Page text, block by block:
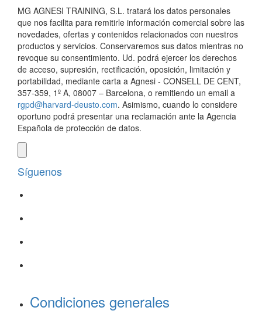
MG AGNESI TRAINING, S.L. tratará los datos personales
que nos facilita para remitirle información comercial sobre las
novedades, ofertas y contenidos relacionados con nuestros
productos y servicios. Conservaremos sus datos mientras no
revoque su consentimiento. Ud. podrá ejercer los derechos
de acceso, supresión, rectificación, oposición, limitación y
portabilidad, mediante carta a Agnesi - CONSELL DE CENT,
357-359, 1º A, 08007 – Barcelona, o remitiendo un email a
rgpd@harvard-deusto.com. Asimismo, cuando lo considere
oportuno podrá presentar una reclamación ante la Agencia
Española de protección de datos.
Síguenos
Condiciones generales